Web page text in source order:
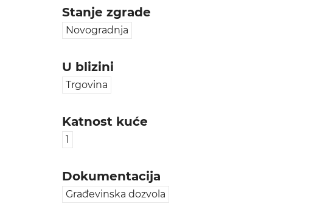
Stanje zgrade
Novogradnja
U blizini
Trgovina
Katnost kuće
1
Dokumentacija
Građevinska dozvola